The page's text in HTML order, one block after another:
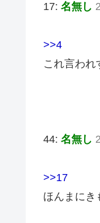
17: 名無し
>>4
これ言われ
44: 名無し
>>17
ほんまにき